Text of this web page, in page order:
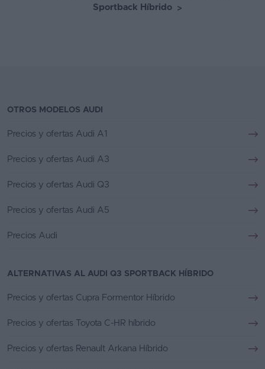
Sportback Híbrido >
OTROS MODELOS AUDI
Precios y ofertas Audi A1
Precios y ofertas Audi A3
Precios y ofertas Audi Q3
Precios y ofertas Audi A5
Precios Audi
ALTERNATIVAS AL AUDI Q3 SPORTBACK HÍBRIDO
Precios y ofertas Cupra Formentor Híbrido
Precios y ofertas Toyota C-HR híbrido
Precios y ofertas Renault Arkana Híbrido